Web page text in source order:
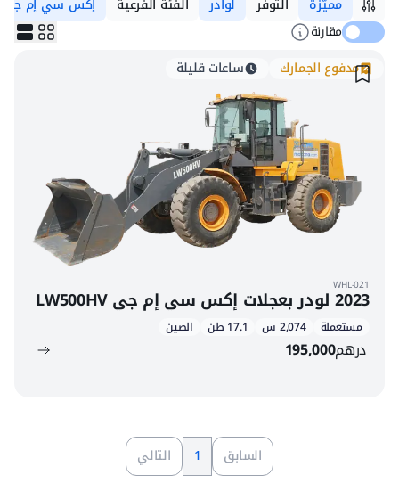
مميّزة التوفر لوادر الفئة الفرعية
إكس سي إم جي
مقارنة
مدفوع الجمارك
ساعات قليلة
WHL-021
2023 لودر بعجلات إكس سي إم جي LW500HV
مستعملة 2,074 س 17.1 طن الصين
درهم195,000
السابق 1 التالي